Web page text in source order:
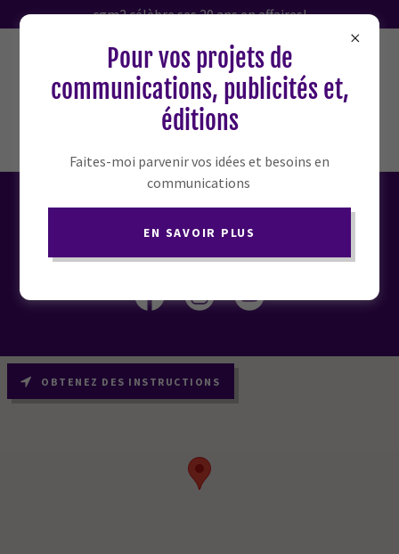
cgm2 célèbre ses 20 ans en affaires!
info@cgm2.ca
Connectez-vous à nous
OBTENEZ DES INSTRUCTIONS
Pour vos projets de
communications, publicités et,
éditions
Faites-moi parvenir vos idées et besoins en
communications
EN SAVOIR PLUS